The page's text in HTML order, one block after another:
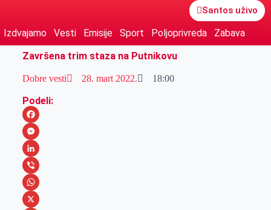
Santos uživo
Izdvajamo Vesti Emisije Sport Poljoprivreda
Zabava
Završena trim staza na Putnikovu
Dobre vesti 28. mart 2022. 18:00
Podeli:
F
a
c
e
b
M
e
s
s
L
i
n
V
iW